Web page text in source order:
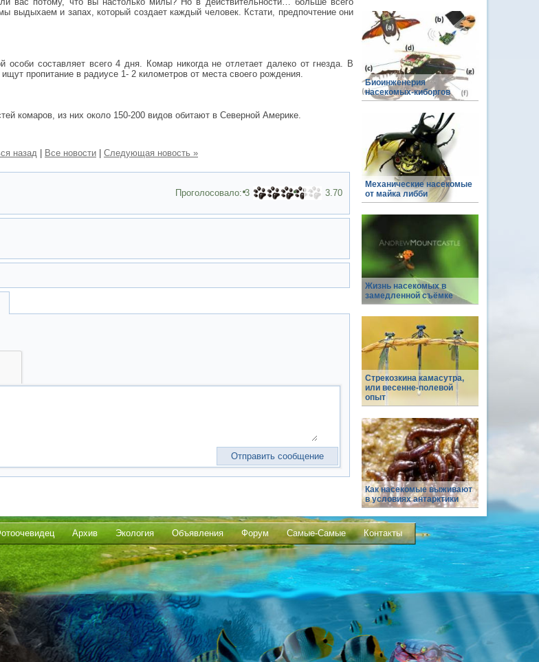
выдыхаем и запах, который создает каждый человек. Кстати, предпочтение они
особи составляет всего 4 дня. Комар никогда не отлетает далеко от гнезда. В
пропитание в радиусе 1- 2 километров от места своего рождения.
комаров, из них около 150-200 видов обитают в Северной Америке.
назад Все новости Следующая новость »
Проголосовало:3 3.70
Биоинженерия
насекомых-киборгов
Механические насекомые
от майка либби
Жизнь насекомых в
замедленной съёмке
Стрекозкина камасутра,
или весенне-полевой
опыт
Как насекомые выживают
в условиях антарктики
Архив Экология Объявления Форум Самые-Самые Контакты